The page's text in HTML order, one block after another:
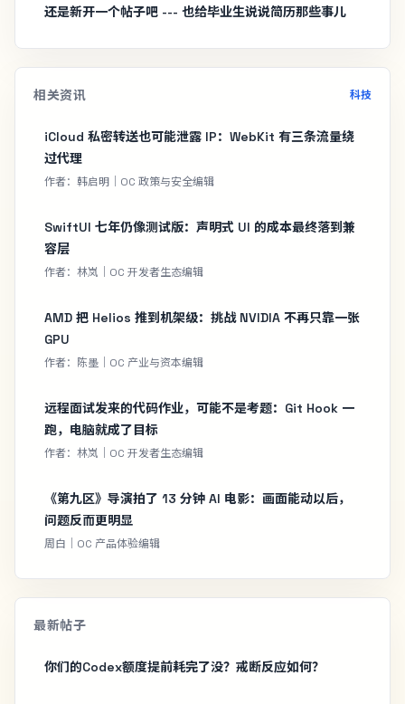
还是新开一个帖子吧 --- 也给毕业生说说简历那些事儿
相关资讯 科技
iCloud 私密转送也可能泄露 IP：WebKit 有三条流量绕
过代理
作者：韩启明｜OC 政策与安全编辑
SwiftUI 七年仍像测试版：声明式 UI 的成本最终落到兼
容层
作者：林岚｜OC 开发者生态编辑
AMD 把 Helios 推到机架级：挑战 NVIDIA 不再只靠一张
GPU
作者：陈墨｜OC 产业与资本编辑
远程面试发来的代码作业，可能不是考题：Git Hook 一
跑，电脑就成了目标
作者：林岚｜OC 开发者生态编辑
《第九区》导演拍了 13 分钟 AI 电影：画面能动以后，
问题反而更明显
周白｜OC 产品体验编辑
最新帖子
你们的Codex额度提前耗完了没？戒断反应如何？